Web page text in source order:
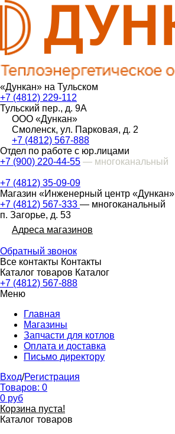
«Дункан» на Тульском
+7 (4812) 229-112
Тульский пер., д. 9А
ООО «Дункан»
Смоленск, ул. Парковая, д. 2
+7 (4812) 567-888
Отдел по работе с юр.лицами
+7 (900) 220-44-55 — многоканальный
+7 (4812) 35-09-09
Магазин «Инженерный центр «Дункан»
+7 (4812) 567-333 — многоканальный
п. Загорье, д. 53
Адреса магазинов
Обратный звонок
Все контакты Контакты
Каталог товаров Каталог
+7 (4812) 567-888
Меню
Главная
Магазины
Запчасти для котлов
Оплата и доставка
Письмо директору
Вход/Регистрация
Товаров: 0
0 руб
Корзина пуста!
Каталог товаров